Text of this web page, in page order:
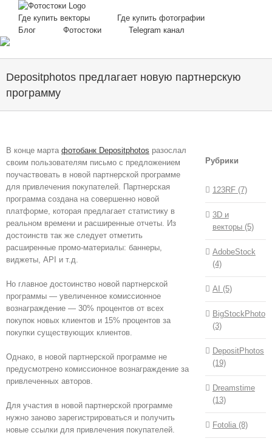
content
Где купить векторы
Где купить фотографии
Блог
Фотостоки Telegram канал
Depositphotos предлагает новую партнерскую
программу
В конце марта фотобанк Depositphotos разослал
своим пользователям письмо с предложением
поучаствовать в новой партнерской программе
для привлечения покупателей. Партнерская
программа создана на совершенно новой
платформе, которая предлагает статистику в
реальном времени и расширенные отчеты. Из
достоинств так же следует отметить
расширенные промо-материалы: баннеры,
виджеты, API и т.д.
Но главное достоинство новой партнерской
программы — увеличенное комиссионное
вознаграждение — 30% процентов от всех
покупок новых клиентов и 15% процентов за
покупки существующих клиентов.
Однако, в новой партнерской программе не
предусмотрено комиссионное вознаграждение за
привлеченных авторов.
Для участия в новой партнерской программе
нужно заново зарегистрироваться и получить
новые ссылки для привлечения покупателей.
Рубрики
123RF (7)
3D и
векторы (5)
AdobeStock
(4)
AI (5)
BigStockPhoto
(3)
DepositPhotos
(19)
Dreamstime
(13)
Fotolia (8)